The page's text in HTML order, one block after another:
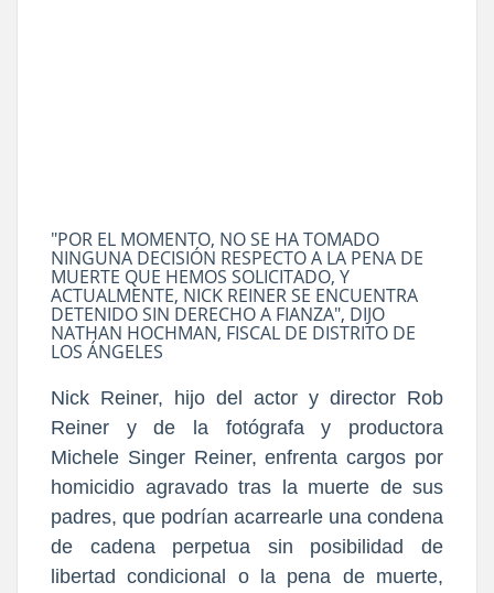
"POR EL MOMENTO, NO SE HA TOMADO
NINGUNA DECISIÓN RESPECTO A LA PENA DE
MUERTE QUE HEMOS SOLICITADO, Y
ACTUALMENTE, NICK REINER SE ENCUENTRA
DETENIDO SIN DERECHO A FIANZA", DIJO
NATHAN HOCHMAN, FISCAL DE DISTRITO DE
LOS ÁNGELES
Nick Reiner, hijo del actor y director Rob
Reiner y de la fotógrafa y productora
Michele Singer Reiner, enfrenta cargos por
homicidio agravado tras la muerte de sus
padres, que podrían acarrearle una condena
de cadena perpetua sin posibilidad de
libertad condicional o la pena de muerte,